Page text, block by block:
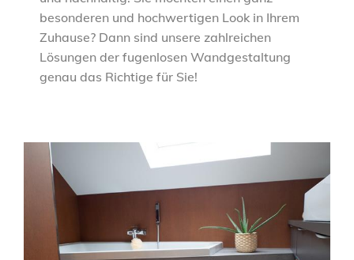
besonderen und hochwertigen Look in Ihrem
Zuhause? Dann sind unsere zahlreichen
Lösungen der fugenlosen Wandgestaltung
genau das Richtige für Sie!